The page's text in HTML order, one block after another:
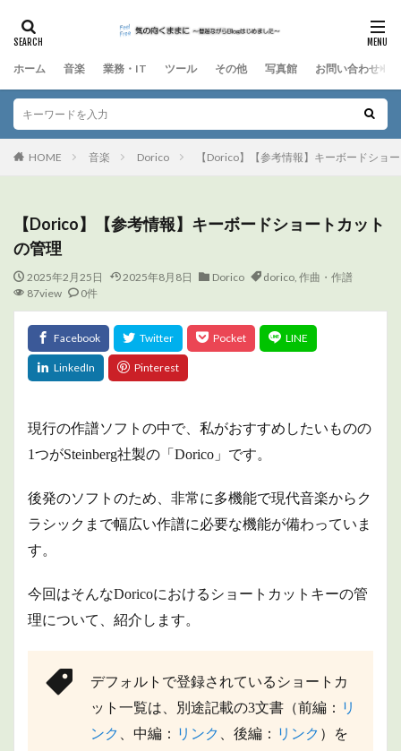
ホーム 音楽 業務・IT ツール その他 写真館 お問い合わせ
HOME 音楽 Dorico 【Dorico】【参考情報】キーボードショ
【Dorico】【参考情報】キーボードショートカット
の管理
2025年2月25日 2025年8月8日 Dorico dorico, 作曲・作譜
87view
0件
現行の作譜ソフトの中で、私がおすすめしたいものの
1つがSteinberg社製の「Dorico」です。
後発のソフトのため、非常に多機能で現代音楽からク
ラシックまで幅広い作譜に必要な機能が備わっていま
す。
今回はそんなDoricoにおけるショートカットキーの管
理について、紹介します。
デフォルトで登録されているショートカ
ット一覧は、別途記載の3文書（前編： リ
ンク
、中編： リンク 、後編： リンク ）を